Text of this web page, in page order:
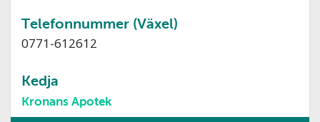
Telefonnummer (Växel)
0771-612612
Kedja
Kronans Apotek